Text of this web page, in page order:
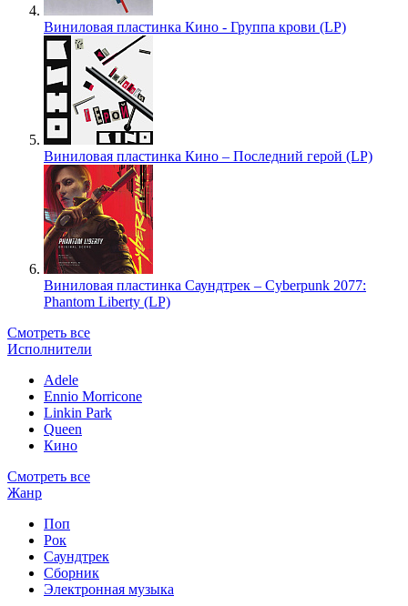
Виниловая пластинка Кино - Группа крови (LP)
Виниловая пластинка Кино – Последний герой (LP)
Виниловая пластинка Саундтрек – Cyberpunk 2077:
Phantom Liberty (LP)
Смотреть все
Исполнители
Adele
Ennio Morricone
Linkin Park
Queen
Кино
Смотреть все
Жанр
Поп
Рок
Саундтрек
Сборник
Электронная музыка